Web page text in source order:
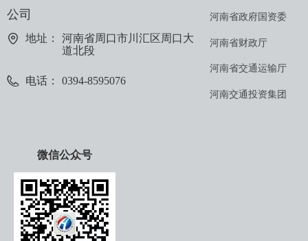
公司
地址：
河南省周口市川汇区周口大
道北段
电话： 0394-8595076
河南省政府国资委
河南省财政厅
河南省交通运输厅
河南交通投资集团
微信公众号